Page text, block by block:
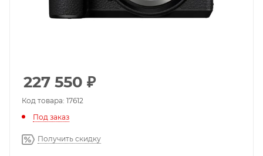
227 550 ₽
Код товара: 17612
Под заказ
Получить скидку